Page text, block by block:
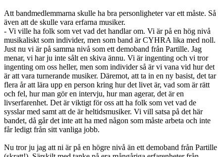
Att bandmedlemmarna skulle ha bra personligheter var ett måste. Så
även att de skulle vara erfarna musiker.
- Vi ville ha folk som vet vad det handlar om. Vi är på en hög nivå
musikaliskt som individer, men som band är CYHRA lika med noll.
Just nu vi är på samma nivå som ett demoband från Partille. Jag
menar, vi har ju inte sålt en skiva ännu. Vi är ingenting och vi tror
ingenting om oss heller, men som individer så är vi vana vid hur det
är att vara turnerande musiker. Däremot, att ta in en ny basist, det tar
flera år att lära upp en person kring hur det livet är, vad som är rätt
och fel, hur man gör en intervju, hur man agerar, det är en
livserfarenhet. Det är viktigt för oss att ha folk som vet vad de
sysslar med samt att de är heltidsmusiker. Vi vill satsa på det här
bandet, då går det inte att ha med någon som måste arbeta och inte
får ledigt från sitt vanliga jobb.
Nu tror ju jag att ni är på en högre nivå än ett demoband från Partille